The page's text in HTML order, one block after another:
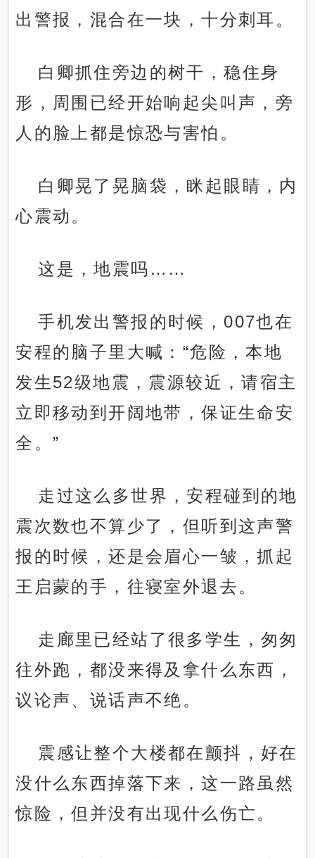
出警报，混合在一块，十分刺耳。
白卿抓住旁边的树干，稳住身
形，周围已经开始响起尖叫声，旁
人的脸上都是惊恐与害怕。
白卿晃了晃脑袋，眯起眼睛，内
心震动。
这是，地震吗……
手机发出警报的时候，007也在
安程的脑子里大喊：“危险，本地
发生52级地震，震源较近，请宿主
立即移动到开阔地带，保证生命安
全。”
走过这么多世界，安程碰到的地
震次数也不算少了，但听到这声警
报的时候，还是会眉心一皱，抓起
王启蒙的手，往寝室外退去。
走廊里已经站了很多学生，匆匆
往外跑，都没来得及拿什么东西，
议论声、说话声不绝。
震感让整个大楼都在颤抖，好在
没什么东西掉落下来，这一路虽然
惊险，但并没有出现什么伤亡。